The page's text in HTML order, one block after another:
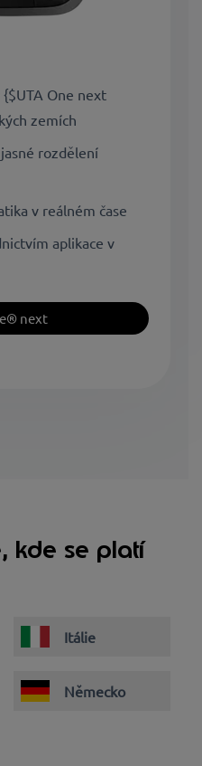
One next
zemích
rozdělení
v reálném čase
aplikace v
next
kde se platí
Itálie
Německo